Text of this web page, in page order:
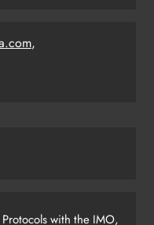
,
with the IMO,